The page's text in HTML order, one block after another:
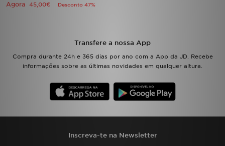
Agora 45,00€ Desconto 47%
Transfere a nossa App
Compra durante 24h e 365 dias por ano com a App da JD. Recebe
informações sobre as últimas novidades em qualquer altura.
Inscreva-te na Newsletter
FAQs